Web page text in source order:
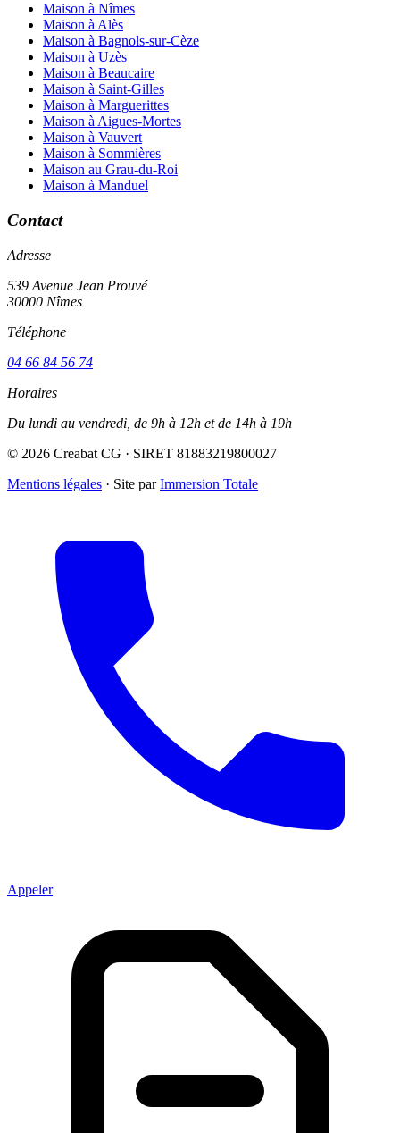
Maison à Nîmes
Maison à Alès
Maison à Bagnols-sur-Cèze
Maison à Uzès
Maison à Beaucaire
Maison à Saint-Gilles
Maison à Marguerittes
Maison à Aigues-Mortes
Maison à Vauvert
Maison à Sommières
Maison au Grau-du-Roi
Maison à Manduel
Contact
Adresse
539 Avenue Jean Prouvé
30000 Nîmes
Téléphone
04 66 84 56 74
Horaires
Du lundi au vendredi, de 9h à 12h et de 14h à 19h
© 2026 Creabat CG · SIRET 81883219800027
Mentions légales · Site parImmersion Totale
Appeler